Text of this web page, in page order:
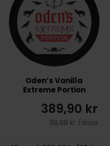
Oden’s Vanilla
Extreme Portion
389,90 kr
38,99 kr /dosa